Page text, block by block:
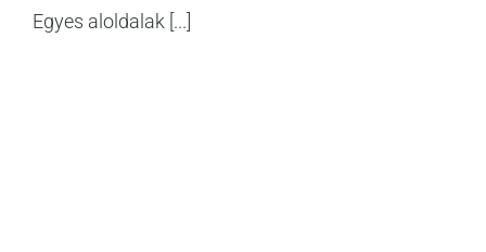
Egyes aloldalak [...]